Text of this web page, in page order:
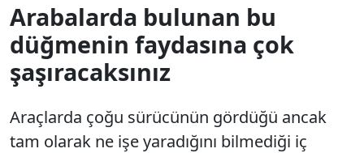
Arabalarda bulunan bu
düğmenin faydasına çok
şaşıracaksınız
Araçlarda çoğu sürücünün gördüğü ancak
tam olarak ne işe yaradığını bilmediği iç